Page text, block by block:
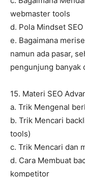
webmaster tools
d. Pola Mindset
e. Bagaimana
namun ada pasar,
pengunjung banyak
15. Materi SEO
a. Trik Mengenal
b. Trik Mencari
tools)
c. Trik Mencari dan
d. Cara Membuat
kompetitor